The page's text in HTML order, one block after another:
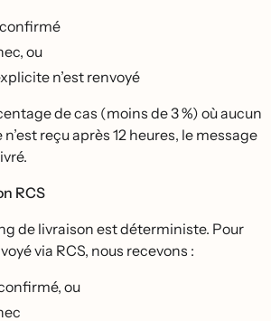
ou
n’est renvoyé
de cas (moins de 3 %) où aucun
reçu après 12 heures, le message
RCS
de livraison est déterministe. Pour
via RCS, nous recevons :
ou